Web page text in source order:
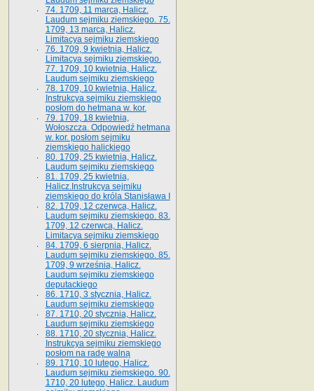
74. 1709, 11 marca, Halicz.
Laudum sejmiku ziemskiego. 75.
1709, 13 marca, Halicz.
Limitacya sejmiku ziemskiego
76. 1709, 9 kwietnia, Halicz.
Limitacya sejmiku ziemskiego.
77. 1709, 10 kwietnia, Halicz.
Laudum sejmiku ziemskiego
78. 1709, 10 kwietnia, Halicz.
Instrukcya sejmiku ziemskiego
posłom do hetmana w. kor.
79. 1709, 18 kwietnia,
Wołoszcza. Odpowiedź hetmana
w. kor. posłom sejmiku
ziemskiego halickiego
80. 1709, 25 kwietnia, Halicz.
Laudum sejmiku ziemskiego
81. 1709, 25 kwietnia,
Halicz.Instrukcya sejmiku
ziemskiego do króla Stanisława I
82. 1709, 12 czerwca, Halicz.
Laudum sejmiku ziemskiego. 83.
1709, 12 czerwca, Halicz.
Limitacya sejmiku ziemskiego
84. 1709, 6 sierpnia, Halicz.
Laudum sejmiku ziemskiego. 85.
1709, 9 września, Halicz.
Laudum sejmiku ziemskiego
deputackiego
86. 1710, 3 stycznia, Halicz.
Laudum sejmiku ziemskiego
87. 1710, 20 stycznia, Halicz.
Laudum sejmiku ziemskiego
88. 1710, 20 stycznia, Halicz.
Instrukcya sejmiku ziemskiego
posłom na radę walną
89. 1710, 10 lutego, Halicz.
Laudum sejmiku ziemskiego. 90.
1710, 20 lutego, Halicz. Laudum